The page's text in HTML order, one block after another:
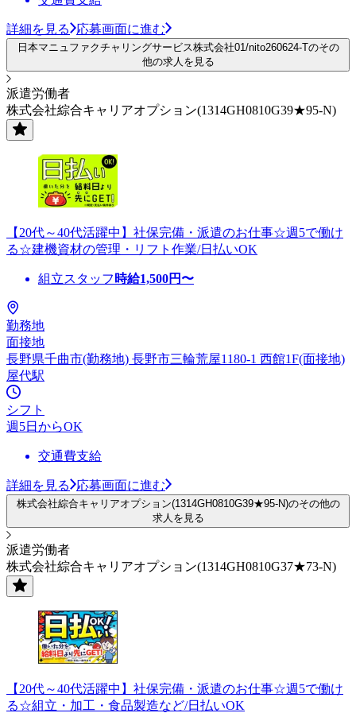
詳細を見る 応募画面に進む
日本マニュファクチャリングサービス株式会社01/nito260624-Tのその
他の求人を見る
派遣労働者
株式会社綜合キャリアオプション(1314GH0810G39★95-N)
【20代～40代活躍中】社保完備・派遣のお仕事☆週5で働け
る☆建機資材の管理・リフト作業/日払いOK
組立スタッフ 時給1,500円〜
勤務地
面接地
長野県千曲市(勤務地) 長野市三輪荒屋1180-1 西館1F(面接地)
屋代駅
シフト
週5日からOK
交通費支給
詳細を見る 応募画面に進む
株式会社綜合キャリアオプション(1314GH0810G39★95-N)のその他の
求人を見る
派遣労働者
株式会社綜合キャリアオプション(1314GH0810G37★73-N)
【20代～40代活躍中】社保完備・派遣のお仕事☆週5で働け
る☆組立・加工・食品製造など/日払いOK